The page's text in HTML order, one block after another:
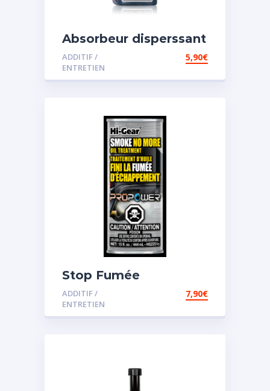
Absorbeur disperssant
d’eau pour carburant
ADDITIF /
ENTRETIEN
5,90€
Stop Fumée
ADDITIF /
ENTRETIEN
7,90€